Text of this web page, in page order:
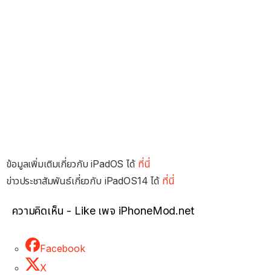
ข้อมูลเพิ่มเติมเกี่ยวกับ iPadOS ได้ ที่นี่
ข่าวประชาสัมพันธ์เกี่ยวกับ iPadOS14 ได้ ที่นี่
ความคิดเห็น - Like เพจ iPhoneMod.net
Facebook
X